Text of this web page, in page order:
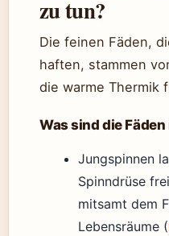
zu tun?
Die feinen Fäden,
haften, stammen
die warme Thermik
Was sind die
Jungspinnen
Spinndrüse
mitsamt dem
Lebensräume (